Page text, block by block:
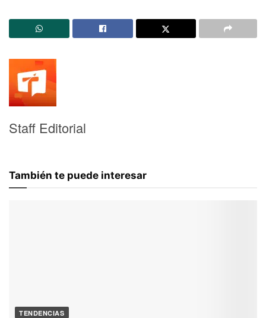
Staff Editorial
También te puede interesar
TENDENCIAS